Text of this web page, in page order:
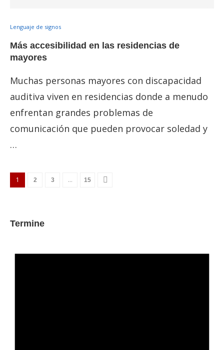
Lenguaje de signos
Más accesibilidad en las residencias de
mayores
Muchas personas mayores con discapacidad
auditiva viven en residencias donde a menudo
enfrentan grandes problemas de
comunicación que pueden provocar soledad y
…
1 2 3 … 15
Termine